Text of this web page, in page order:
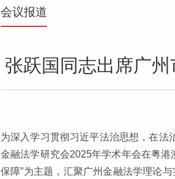
会议报道
张跃国同志出席广
为深入学习贯彻习近平法治思想，在法
金融法学研究会2025年学术年会在粤
保障”为主题，汇聚广州金融法学理论